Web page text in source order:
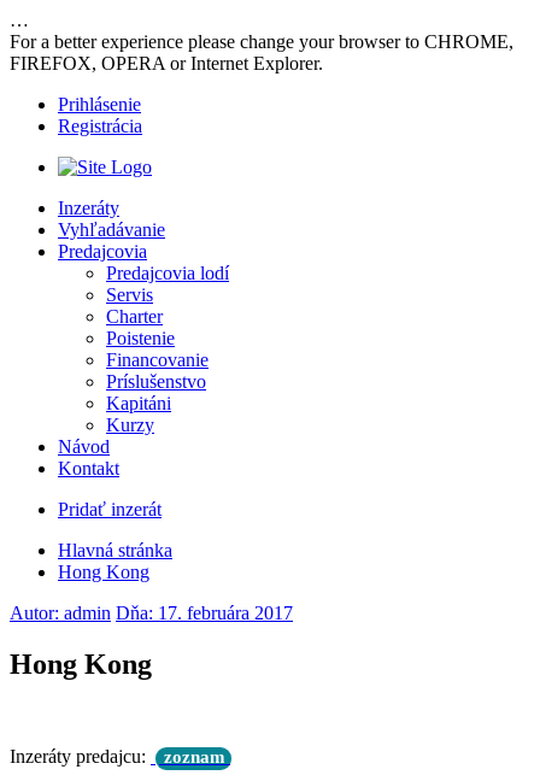
…
For a better experience please change your browser to CHROME,
FIREFOX, OPERA or Internet Explorer.
Prihlásenie
Registrácia
Inzeráty
Vyhľadávanie
Predajcovia
Predajcovia lodí
Servis
Charter
Poistenie
Financovanie
Príslušenstvo
Kapitáni
Kurzy
Návod
Kontakt
Pridať inzerát
Hlavná stránka
Hong Kong
Autor: admin Dňa: 17. februára 2017
Hong Kong
Inzeráty predajcu: zoznam